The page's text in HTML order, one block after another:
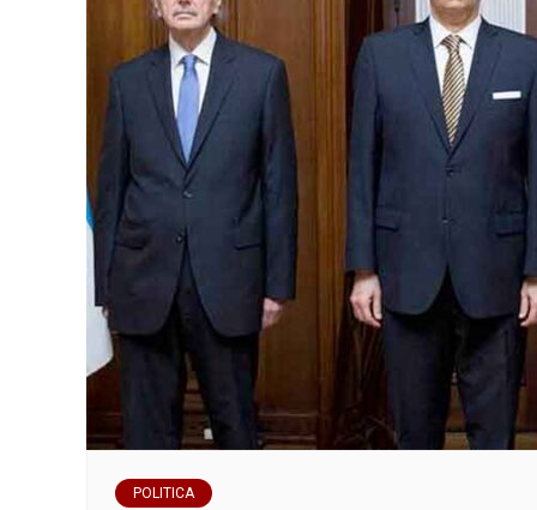
POLITICA